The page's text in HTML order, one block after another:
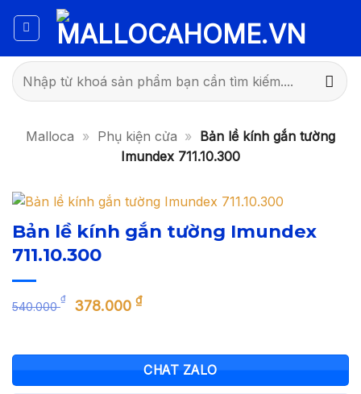
dung
Tìm
kiếm:
Malloca » Phụ kiện cửa »
Bản lề kính gắn tường
Imundex 711.10.300
Bản lề kính gắn tường Imundex
711.10.300
540.000
₫
Giá
540.000 ₫.
378.000₫Giá
là:
378.000 ₫.
CHAT ZALO